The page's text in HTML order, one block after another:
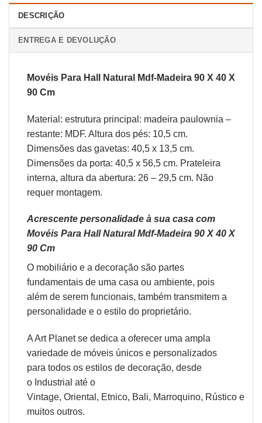
DESCRIÇÃO
ENTREGA E DEVOLUÇÃO
Movéis Para Hall Natural Mdf-Madeira 90 X 40 X
90 Cm
Material: estrutura principal: madeira paulownia –
restante: MDF. Altura dos pés: 10,5 cm.
Dimensões das gavetas: 40,5 x 13,5 cm.
Dimensões da porta: 40,5 x 56,5 cm. Prateleira
interna, altura da abertura: 26 – 29,5 cm. Não
requer montagem.
Acrescente personalidade à sua casa com
Movéis Para Hall Natural Mdf-Madeira 90 X 40 X
90 Cm
O mobiliário e a decoração são partes
fundamentais de uma casa ou ambiente, pois
além de serem funcionais, também transmitem a
personalidade e o estilo do proprietário.
A Art Planet se dedica a oferecer uma ampla
variedade de móveis únicos e personalizados
para todos os estilos de decoração, desde
o Industrial até o
Vintage, Oriental , Etnico, Bali, Marroquino, Rústico e
muitos outros.